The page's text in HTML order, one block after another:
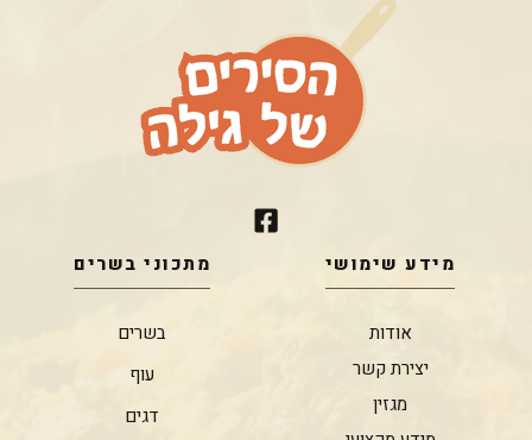
מידע שימושי
אודות
יצירת קשר
מגזין
מתכוני בשרים
בשרים
עוף
דגים